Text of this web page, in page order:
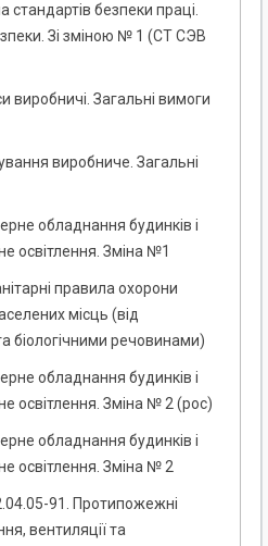
безпеки праці.
Зі зміною № 1 (СТ СЭВ
виробничі. Загальні вимоги
виробниче. Загальні
обладнання будинків і
освітлення. Зміна №1
правила охорони
місць (від
біологічними речовинами)
обладнання будинків і
освітлення. Зміна № 2 (рос)
обладнання будинків і
освітлення. Зміна № 2
91. Протипожежні
вентиляції та